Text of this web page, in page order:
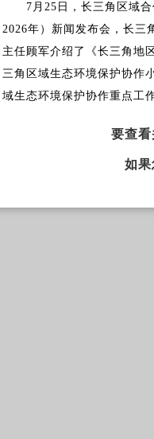
7月25日，长三角区域
2026年）新闻发布会，长三
主任顾军介绍了《长三角地
三角区域生态环境保护协作
域生态环境保护协作重点工
要查
如